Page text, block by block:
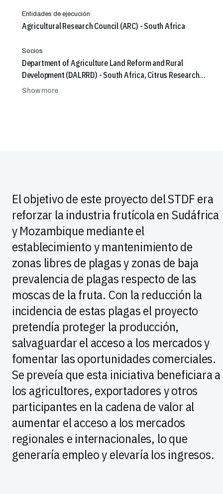
Entidades de ejecución
Agricultural Research Council (ARC) - South Africa
Socios
Department of Agriculture Land Reform and Rural
Development (DALRRD) - South Africa, Citrus Research
International (CRI) - South Africa, Stellenbosch University
Show more
El objetivo de este proyecto del STDF era
reforzar la industria frutícola en Sudáfrica
y Mozambique mediante el
establecimiento y mantenimiento de
zonas libres de plagas y zonas de baja
prevalencia de plagas respecto de las
moscas de la fruta. Con la reducción la
incidencia de estas plagas el proyecto
pretendía proteger la producción,
salvaguardar el acceso a los mercados y
fomentar las oportunidades comerciales.
Se preveía que esta iniciativa beneficiara a
los agricultores, exportadores y otros
participantes en la cadena de valor al
aumentar el acceso a los mercados
regionales e internacionales, lo que
generaría empleo y elevaría los ingresos.